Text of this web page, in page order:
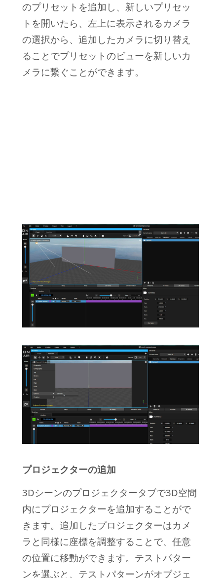
のプリセットを追加し、新しいプリセッ
トを開いたら、左上に表示されるカメラ
の選択から、追加したカメラに切り替え
ることでプリセットのビューを新しいカ
メラに繋ぐことができます。
プロジェクターの追加
3Dシーンのプロジェクタータブで3D空間
内にプロジェクターを追加することがで
きます。追加したプロジェクターはカメ
ラと同様に座標を調整することで、任意
の位置に移動ができます。テストパター
ンを選ぶと、テストパターンがオブジェ